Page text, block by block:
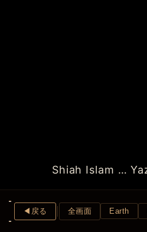
Shiah Islam …
◀︎戻る 全画面 Earth